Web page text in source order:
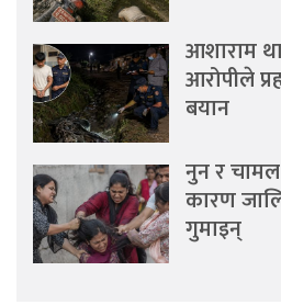
आशाराम
आरोपीले
बयान
नुन र
कारण
गुमाइन्